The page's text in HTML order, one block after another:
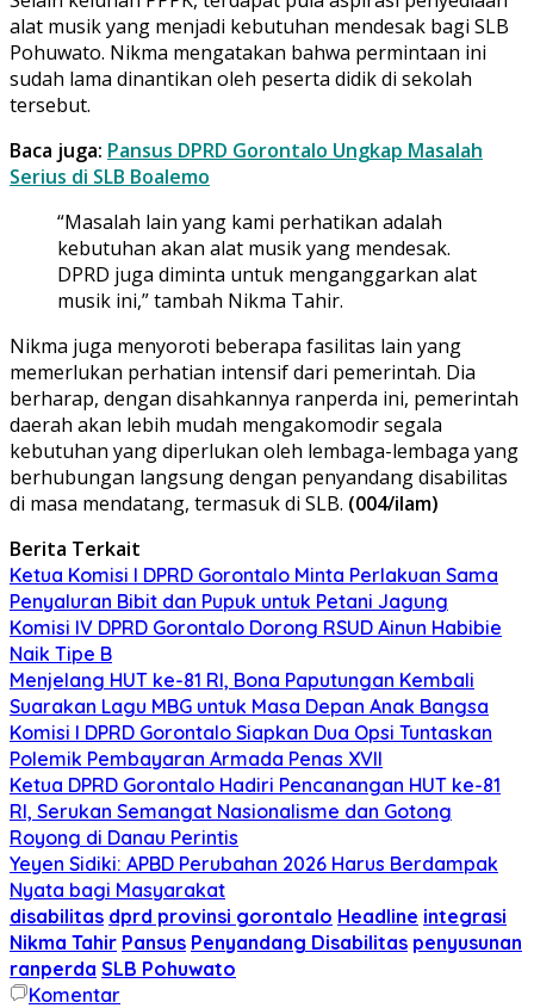
alat musik yang menjadi kebutuhan mendesak bagi SLB
Pohuwato. Nikma mengatakan bahwa permintaan ini
sudah lama dinantikan oleh peserta didik di sekolah
tersebut.
Baca juga: Pansus DPRD Gorontalo Ungkap Masalah
Serius di SLB Boalemo
“Masalah lain yang kami perhatikan adalah
kebutuhan akan alat musik yang mendesak.
DPRD juga diminta untuk menganggarkan alat
musik ini,” tambah Nikma Tahir.
Nikma juga menyoroti beberapa fasilitas lain yang
memerlukan perhatian intensif dari pemerintah. Dia
berharap, dengan disahkannya ranperda ini, pemerintah
daerah akan lebih mudah mengakomodir segala
kebutuhan yang diperlukan oleh lembaga-lembaga yang
berhubungan langsung dengan penyandang disabilitas
di masa mendatang, termasuk di SLB. (004/ilam)
Berita Terkait
Ketua Komisi I DPRD Gorontalo Minta Perlakuan Sama
Penyaluran Bibit dan Pupuk untuk Petani Jagung
Komisi IV DPRD Gorontalo Dorong RSUD Ainun Habibie
Naik Tipe B
Menjelang HUT ke-81 RI, Bona Paputungan Kembali
Suarakan Lagu MBG untuk Masa Depan Anak Bangsa
Komisi I DPRD Gorontalo Siapkan Dua Opsi Tuntaskan
Polemik Pembayaran Armada Penas XVII
Ketua DPRD Gorontalo Hadiri Pencanangan HUT ke-81
RI, Serukan Semangat Nasionalisme dan Gotong
Royong di Danau Perintis
Yeyen Sidiki: APBD Perubahan 2026 Harus Berdampak
Nyata bagi Masyarakat
disabilitas dprd provinsi gorontalo Headline integrasi
Nikma Tahir Pansus Penyandang Disabilitas penyusunan
ranperda SLB Pohuwato
Komentar